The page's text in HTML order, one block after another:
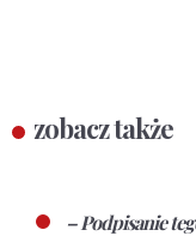
zobacz także
– Podpisanie